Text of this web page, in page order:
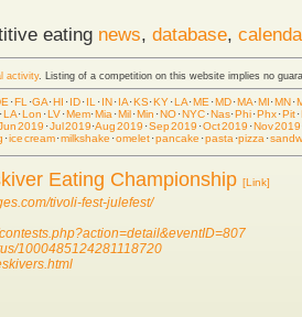
eating news, database,
activity. Listing of a competition on this website implies no
·FL ·GA·HI ·ID·IL ·IN·IA·KS·KY·LA·ME ·MD·MA·MI·MN·
·LA·Lon ·LV·Mem·Mia ·Mil·Min ·NO·NYC·Nas·Phi·Phx·Pit·
2019 ·Jul 2019·Aug 2019 ·Sep 2019 ·Oct 2019 ·Nov 2019
·ice cream·milkshake ·omelet·pancake ·pasta ·pizza ·
Eating Championship [Link]
tivoli-fest-julefest/
1000485124281118720